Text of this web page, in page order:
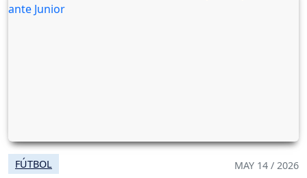
FÚTBOL MAY 14 / 2026